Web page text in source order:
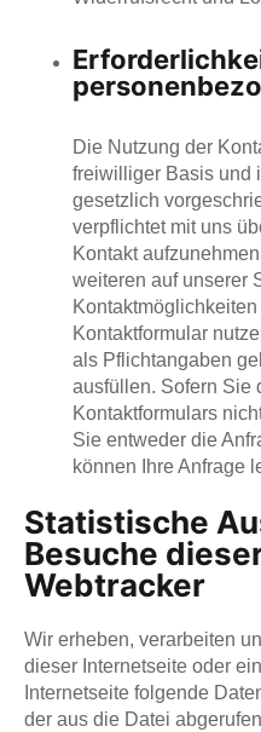
Die Nutzung der
freiwilliger Basis und
gesetzlich
verpflichtet mit uns
Kontakt
weiteren auf unserer
Kontaktformular
als Pflichtangaben
ausfüllen. Sofern Sie
Kontaktformulars
Sie entweder die
können Ihre Anfrage
Statistische
Besuche
Webtracker
Wir erheben, verarbeiten
dieser Internetseite oder
Internetseite folgende
der aus die Datei